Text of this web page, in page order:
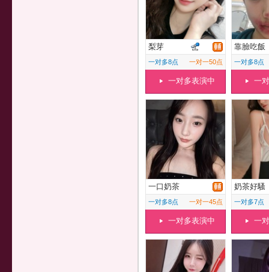
梨芽
一对多8点 一对一50点
一对多表演中
靠臉吃飯
一对多8点
一
一口奶茶
一对多8点 一对一45点
一对多表演中
奶茶好騷
一对多7点
一